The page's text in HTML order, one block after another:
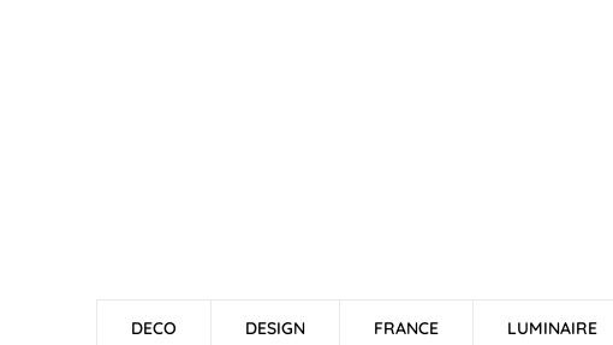
DECO DESIGN FRANCE LUMINAIRE